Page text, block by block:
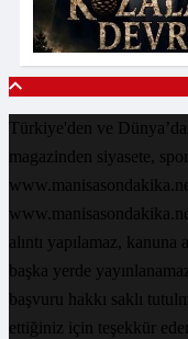
Türkiye'den ve
magazinden siyasete,
alıntı yapılamaz,
başka yerde
başvuru hakkı saklı
ettiğiniz için teşekkür